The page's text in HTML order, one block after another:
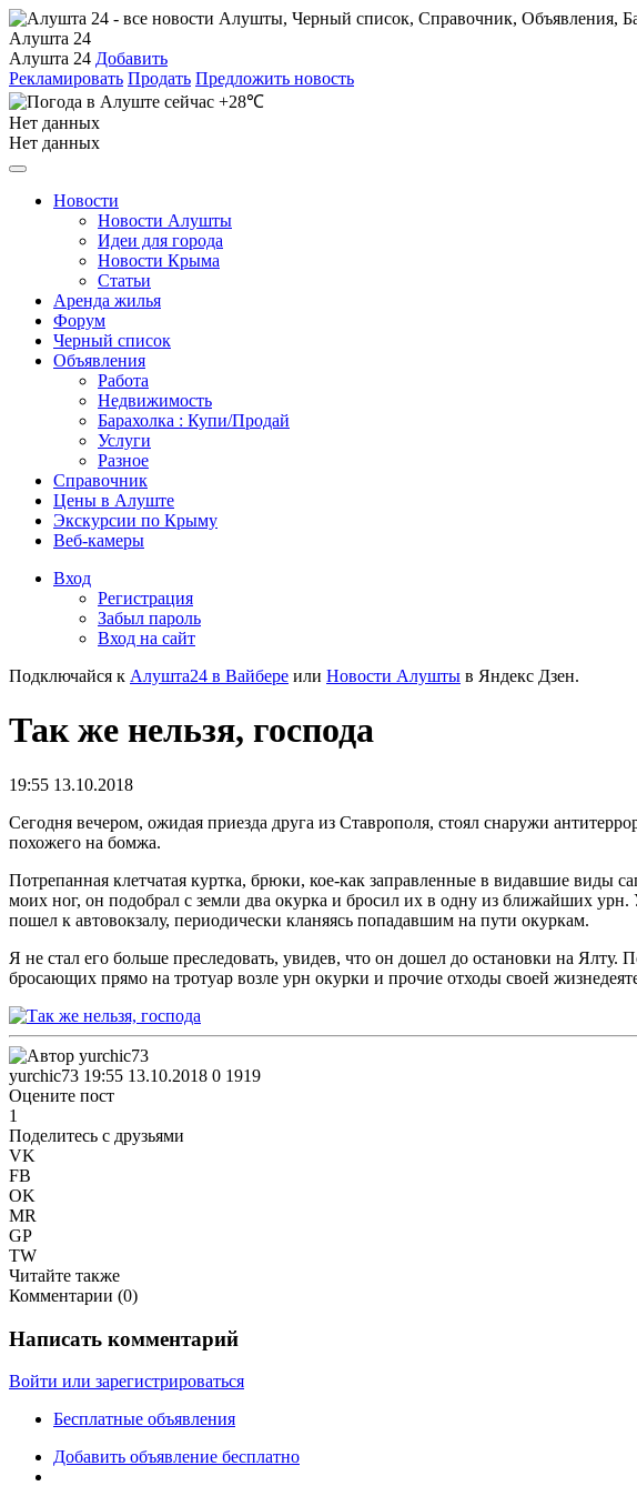
Алушта 24
Алушта 24 Добавить
Рекламировать Продать Предложить новость
+28℃
Нет данных
Нет данных
Новости
Новости Алушты
Идеи для города
Новости Крыма
Статьи
Аренда жилья
Форум
Черный список
Объявления
Работа
Недвижимость
Барахолка : Купи/Продай
Услуги
Разное
Справочник
Цены в Алуште
Экскурсии по Крыму
Веб-камеры
Вход
Регистрация
Забыл пароль
Вход на сайт
Подключайся к Алушта24 в Вайбере или Новости Алушты в Яндекс Дзен.
Так же нельзя, господа
19:55 13.10.2018
Сегодня вечером, ожидая приезда друга из Ставрополя, стоял снаружи
похожего на бомжа.
Потрепанная клетчатая куртка, брюки, кое-как заправленные в видавшие виды
моих ног, он подобрал с земли два окурка и бросил их в одну из ближайших
пошел к автовокзалу, периодически кланяясь попадавшим на пути окуркам.
Я не стал его больше преследовать, увидев, что он дошел до остановки на Ялту.
бросающих прямо на тротуар возле урн окурки и прочие отходы своей
yurchic73 19:55 13.10.2018 0 1919
Оцените пост
1
Поделитесь с друзьями
VK
FB
OK
MR
GP
TW
Читайте также
Комментарии (0)
Написать комментарий
Войти или зарегистрироваться
Бесплатные объявления
Добавить объявление бесплатно